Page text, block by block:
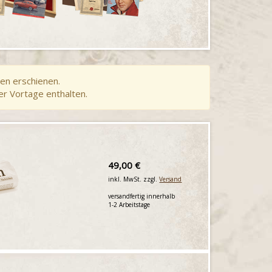
erschienen.
Vortage enthalten.
49,00 €
inkl. MwSt. zzgl.Versand
versandfertig innerhalb
1-2 Arbeitstage